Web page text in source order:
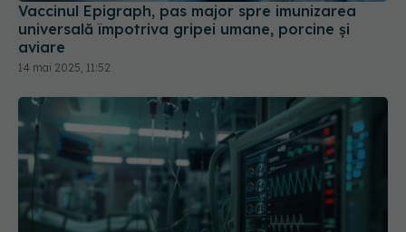
Vaccinul Epigraph, pas major spre imunizarea
universală împotriva gripei umane, porcine și
aviare
14 mai 2025, 11:52